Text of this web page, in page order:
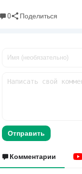
0 Поделиться
Отправить
Комментарии